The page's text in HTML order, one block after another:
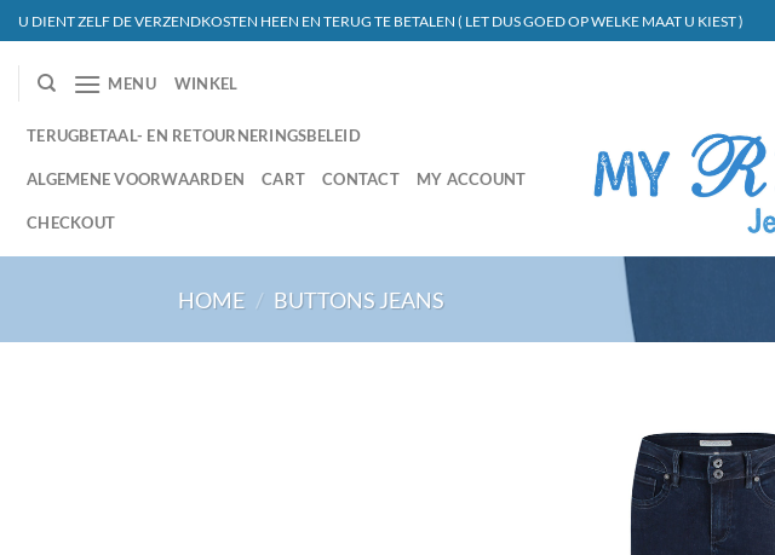
Ga
naar
inhoud
U DIENT ZELF DE VERZENDKOSTEN HEEN EN TERUG TE BETALEN ( LET DUS GOED OP WELKE MAAT U KIEST )
MENU WINKEL
TERUGBETAAL- EN RETOURNERINGSBELEID
ALGEMENE VOORWAARDEN CART CONTACT MY ACCOUNT
CHECKOUT
HOME / BUTTONS JEANS